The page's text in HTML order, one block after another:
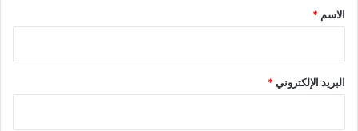
*
الاسم *
البريد الإلكتروني*